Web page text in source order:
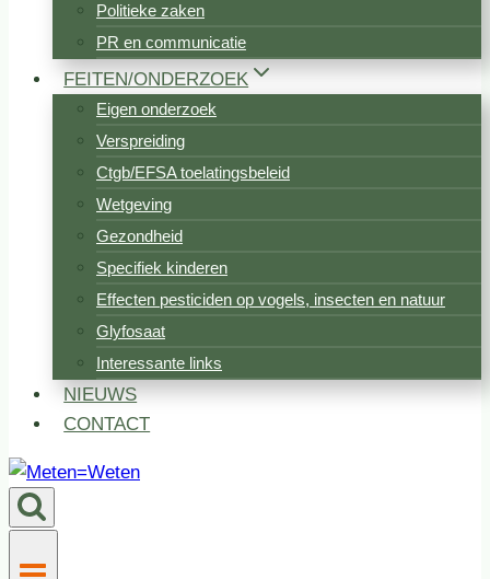
Politieke zaken
PR en communicatie
FEITEN/ONDERZOEK
Eigen onderzoek
Verspreiding
Ctgb/EFSA toelatingsbeleid
Wetgeving
Gezondheid
Specifiek kinderen
Effecten pesticiden op vogels, insecten en natuur
Glyfosaat
Interessante links
NIEUWS
CONTACT